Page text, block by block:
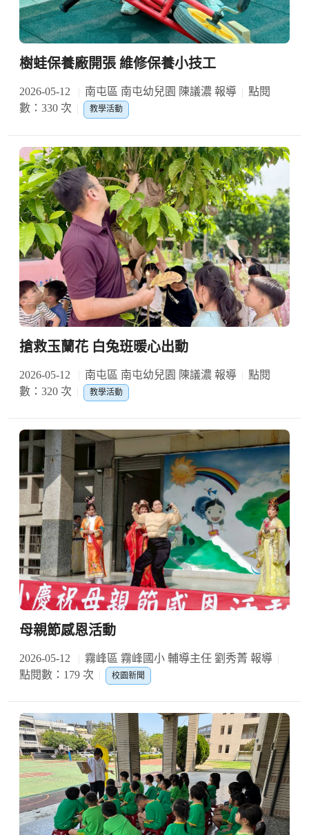
樹蛙保養廠開張 維修保養小技工
2026-05-12 南屯區 南屯幼兒園 陳議濃 報導
點閱
數：330 次
教學活動
搶救玉蘭花 白兔班暖心出動
2026-05-12 南屯區 南屯幼兒園 陳議濃 報導
點閱
數：320 次
教學活動
母親節感恩活動
2026-05-12
霧峰區 霧峰國小 輔導主任 劉秀菁 報導
點閱數：179 次
校園新聞